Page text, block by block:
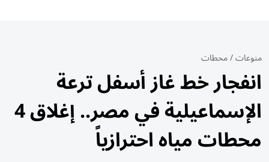
منوعات/محطات
انفجار خط غاز أسفل ترعة
الإسماعيلية في مصر.. إغلاق 4
محطات مياه احترازياً